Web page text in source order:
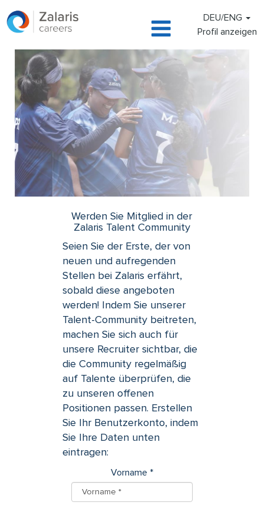
DEU/ENG
Profil anzeigen
Werden Sie Mitglied in der
Zalaris Talent Community
Seien Sie der Erste, der von
neuen und aufregenden
Stellen bei Zalaris erfährt,
sobald diese angeboten
werden! Indem Sie unserer
Talent-Community beitreten,
machen Sie sich auch für
unsere Recruiter sichtbar, die
die Community regelmäßig
auf Talente überprüfen, die
zu unseren offenen
Positionen passen. Erstellen
Sie Ihr Benutzerkonto, indem
Sie Ihre Daten unten
eintragen:
Vorname *